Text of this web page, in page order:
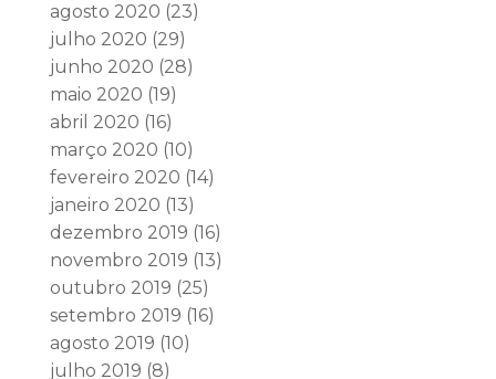
agosto 2020 (23)
julho 2020 (29)
junho 2020 (28)
maio 2020 (19)
abril 2020 (16)
março 2020 (10)
fevereiro 2020 (14)
janeiro 2020 (13)
dezembro 2019 (16)
novembro 2019 (13)
outubro 2019 (25)
setembro 2019 (16)
agosto 2019 (10)
julho 2019 (8)